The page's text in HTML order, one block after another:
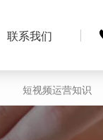
联系我们
短视频运营知识